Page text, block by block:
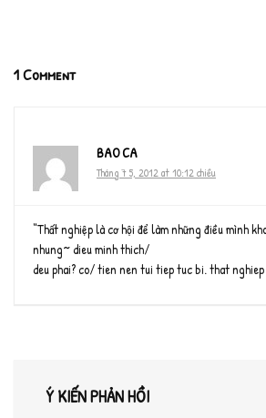
1 Comment
BAO CA
Tháng 7 5, 2012 at 10:12 chiều
“Thất nghiệp là cơ hội để làm những điều mình
nhung~ dieu minh thich/
deu phai? co/ tien nen tui tiep tuc bi. that
Ý KIẾN PHẢN HỒI